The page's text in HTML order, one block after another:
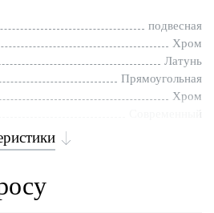
подвесная
Хром
Латунь
Прямоугольная
Хром
Современный